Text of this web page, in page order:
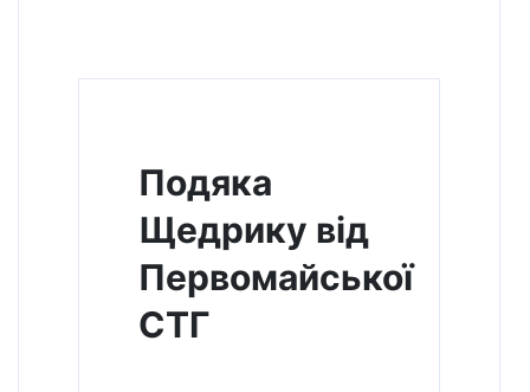
Подяка
Щедрику від
Первомайської
СТГ